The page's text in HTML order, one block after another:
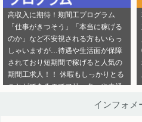
高収入に期待！期間工プログラム
「仕事がきつそう」「本当に稼げる
のか」など不安視される方もいらっ
しゃいますが…待遇や生活面が保障
されており短期間で稼げると人気の
期間工求人！！ 休暇もしっかりとる
ことができるのでフリーターや未経
新規でご登録いただくアフィリエイ
インフォメ